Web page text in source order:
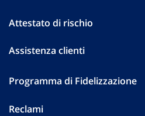
Attestato di rischio
Assistenza clienti
Programma di Fidelizzazione
Reclami